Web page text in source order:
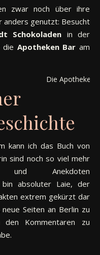
zwar noch über ihre
anders genutzt: Besucht
Schokoladen in der
die Apotheken Bar am
Die Apotheken
kann ich das Buch von
sind noch so viel mehr
und Anekdoten
bin absoluter Laie, der
extrem gekürzt dar
Seiten an Berlin zu
Kommentaren zu